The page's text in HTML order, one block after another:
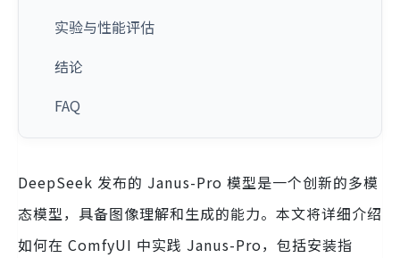
实验与性能评估
结论
FAQ
DeepSeek 发布的 Janus-Pro 模型是一个创新的多模
态模型，具备图像理解和生成的能力。本文将详细介绍
如何在 ComfyUI 中实践 Janus-Pro，包括安装指